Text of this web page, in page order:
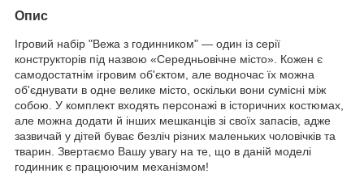
Опис
Ігровий набір "Вежа з годинником" — один із серії
конструкторів під назвою «Середньовічне місто». Кожен є
самодостатнім ігровим об'єктом, але водночас їх можна
об'єднувати в одне велике місто, оскільки вони сумісні між
собою. У комплект входять персонажі в історичних костюмах,
але можна додати й інших мешканців зі своїх запасів, адже
зазвичай у дітей буває безліч різних маленьких чоловічків та
тварин. Звертаємо Вашу увагу на те, що в даній моделі
годинник є працюючим механізмом!